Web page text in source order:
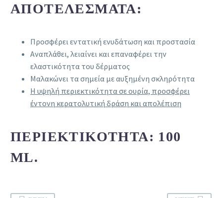
ΑΠΟΤΕΛΈΣΜΑΤΑ:
Προσφέρει εντατική ενυδάτωση και προστασία
Αναπλάθει, λειαίνει και επαναφέρει την
ελαστικότητα του δέρματος
Μαλακώνει τα σημεία με αυξημένη σκληρότητα
Η υψηλή περιεκτικότητα σε ουρία, προσφέρει
έντονη κερατολυτική δράση και απολέπιση
ΠΕΡΙΕΚΤΙΚΌΤΗΤΑ: 100
ML.